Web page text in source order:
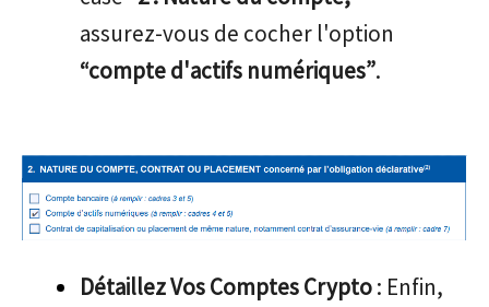
assurez-vous de cocher l'option
“compte d'actifs numériques”.
Détaillez Vos Comptes Crypto: Enfin,